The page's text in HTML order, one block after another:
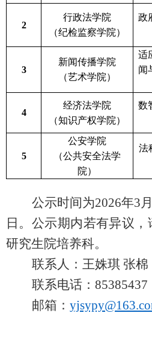
2
行政法学院
（纪检监察学院）
政
3
新闻传播学院
（艺术学院）
适
闻
4
经济法学院
（知识产权学院）
数
5
公安学院
（公共安全法学
院）
法
公示时间为2026年3
日。公示期内若有异议
研究生院培养科。
联系人：王姝琪 张棉
联系电话： 85385437
邮箱：